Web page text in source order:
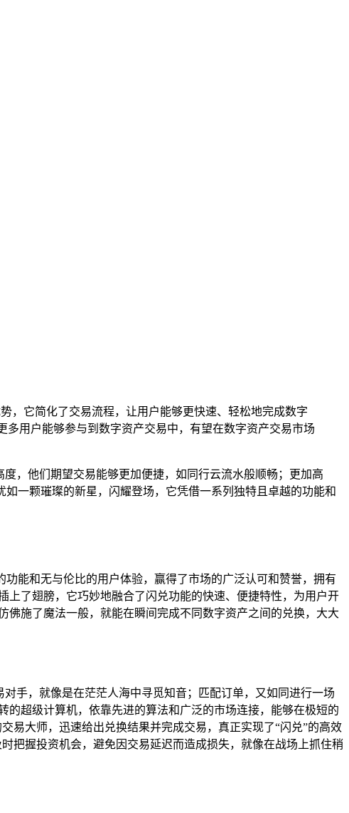
，它简化了交易流程，让用户能够更快速、轻松地完成数字
用户能够参与到数字资产交易中，有望在数字资产交易市场
，他们期望交易能够更加便捷，如同行云流水般顺畅；更加高
一颗璀璨的新星，闪耀登场，它凭借一系列独特且卓越的功能和
能和无与伦比的用户体验，赢得了市场的广泛认可和赞誉，拥有
上了翅膀，它巧妙地融合了闪兑功能的快速、便捷特性，为用户开
施了魔法一般，就能在瞬间完成不同数字资产之间的兑换，大大
手，就像是在茫茫人海中寻觅知音；匹配订单，又如同进行一场
的超级计算机，依靠先进的算法和广泛的市场连接，能够在极短的
易大师，迅速给出兑换结果并完成交易，真正实现了“闪兑”的高效
把握投资机会，避免因交易延迟而造成损失，就像在战场上抓住稍